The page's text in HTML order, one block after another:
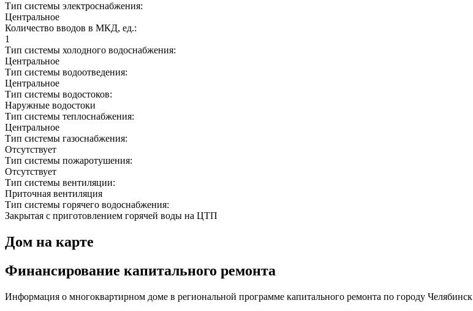
Тип системы электроснабжения:
Центральное
Количество вводов в МКД, ед.:
1
Тип системы холодного водоснабжения:
Центральное
Тип системы водоотведения:
Центральное
Тип системы водостоков:
Наружные водостоки
Тип системы теплоснабжения:
Центральное
Тип системы газоснабжения:
Отсутствует
Тип системы пожаротушения:
Отсутствует
Тип системы вентиляции:
Приточная вентиляция
Тип системы горячего водоснабжения:
Закрытая с приготовлением горячей воды на ЦТП
Дом на карте
Финансирование капитального ремонта
Информация о многоквартирном доме в региональной программе капитального ремонта по городу Челябинск